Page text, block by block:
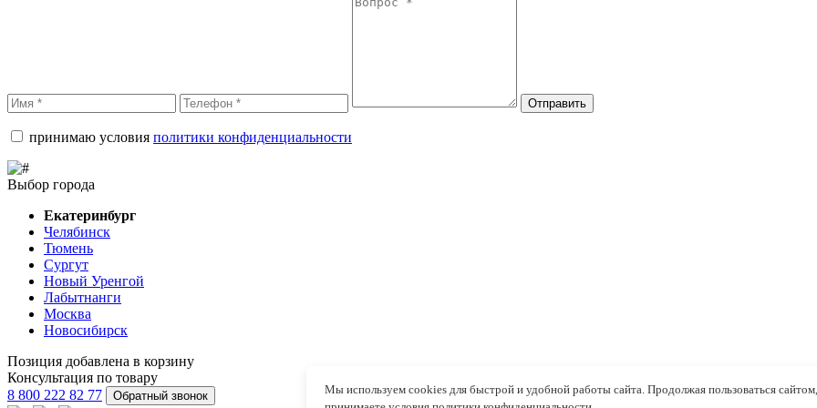
Отправить
принимаю условия политики конфиденциальности
Выбор города
Екатеринбург
Челябинск
Тюмень
Сургут
Новый Уренгой
Лабытнанги
Москва
Новосибирск
Позиция добавлена в корзину
Консультация по товару
8 800 222 82 77
Обратный звонок
Мы используем cookies для быстрой и удобной работы сайта. Продолжая пользоваться